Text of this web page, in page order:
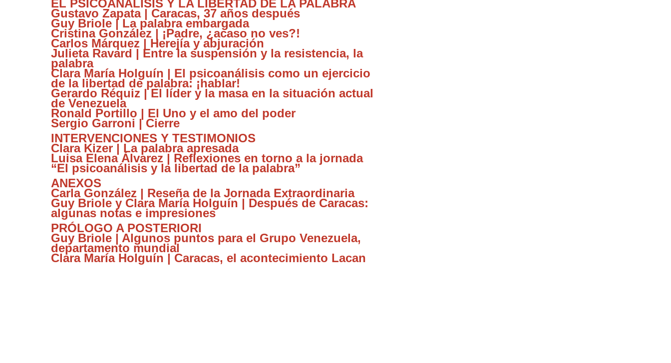
EL PSICOANÁLISIS Y LA LIBERTAD DE LA PALABRA
Gustavo Zapata | Caracas, 37 años después
Guy Briole | La palabra embargada
Cristina González | ¡Padre, ¿acaso no ves?!
Carlos Márquez | Herejía y abjuración
Julieta Ravard | Entre la suspensión y la resistencia, la
palabra
Clara María Holguín | El psicoanálisis como un ejercicio
de la libertad de palabra: ¡hablar!
Gerardo Réquiz | El líder y la masa en la situación actual
de Venezuela
Ronald Portillo | El Uno y el amo del poder
Sergio Garroni | Cierre
INTERVENCIONES Y TESTIMONIOS
Clara Kizer | La palabra apresada
Luisa Elena Álvarez | Reflexiones en torno a la jornada
“El psicoanálisis y la libertad de la palabra”
ANEXOS
Carla González | Reseña de la Jornada Extraordinaria
Guy Briole y Clara María Holguín | Después de Caracas:
algunas notas e impresiones
PRÓLOGO A POSTERIORI
Guy Briole | Algunos puntos para el Grupo Venezuela,
departamento mundial
Clara María Holguín | Caracas, el acontecimiento Lacan